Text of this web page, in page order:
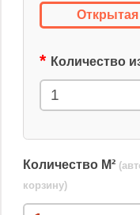
Открытая
Количество
Количество М²
корзину)